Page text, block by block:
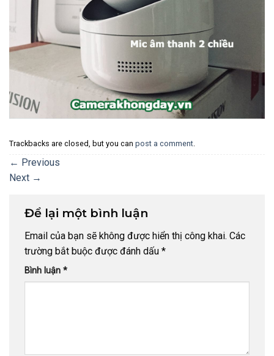
Trackbacks are closed, but you can post a comment
← Previous
Next →
Để lại một bình luận
Email của bạn sẽ không được hiển thị công khai. Các
trường bắt buộc được đánh dấu *
Bình luận *